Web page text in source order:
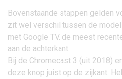
Bovenstaande stappen gelden
zit wel verschil tussen de
met Google TV, de meest
aan de achterkant.
Bij de Chromecast 3 (uit 2018) en
deze knop juist op de zijkant.